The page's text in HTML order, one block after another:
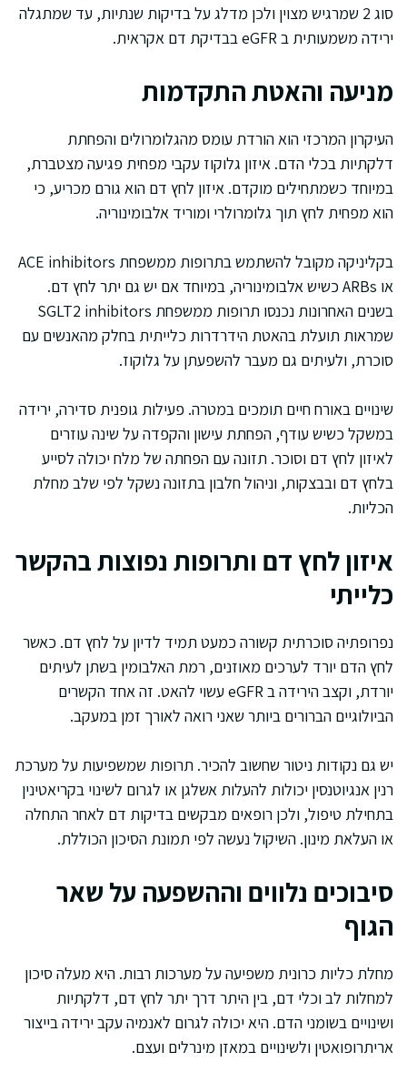
סוג 2 שמרגיש מצוין ולכן מדלג על בדיקות שנתיות, עד שמתגלה
ירידה משמעותית ב eGFR בבדיקת דם אקראית.
מניעה והאטת התקדמות
העיקרון המרכזי הוא הורדת עומס מהגלומרולים והפחתת
דלקתיות בכלי הדם. איזון גלוקוז עקבי מפחית פגיעה מצטברת,
במיוחד כשמתחילים מוקדם. איזון לחץ דם הוא גורם מכריע, כי
הוא מפחית לחץ תוך גלומרולרי ומוריד אלבומינוריה.
בקליניקה מקובל להשתמש בתרופות ממשפחת ACE inhibitors
או ARBs כשיש אלבומינוריה, במיוחד אם יש גם יתר לחץ דם.
בשנים האחרונות נכנסו תרופות ממשפחת SGLT2 inhibitors
שמראות תועלת בהאטת הידרדרות כלייתית בחלק מהאנשים עם
סוכרת, ולעיתים גם מעבר להשפעתן על גלוקוז.
שינויים באורח חיים תומכים במטרה. פעילות גופנית סדירה, ירידה
במשקל כשיש עודף, הפחתת עישון והקפדה על שינה עוזרים
לאיזון לחץ דם וסוכר. תזונה עם הפחתה של מלח יכולה לסייע
בלחץ דם ובבצקות, וניהול חלבון בתזונה נשקל לפי שלב מחלת
הכליות.
איזון לחץ דם ותרופות נפוצות בהקשר
כלייתי
נפרופתיה סוכרתית קשורה כמעט תמיד לדיון על לחץ דם. כאשר
לחץ הדם יורד לערכים מאוזנים, רמת האלבומין בשתן לעיתים
יורדת, וקצב הירידה ב eGFR עשוי להאט. זה אחד הקשרים
הביולוגיים הברורים ביותר שאני רואה לאורך זמן במעקב.
יש גם נקודות ניטור שחשוב להכיר. תרופות שמשפיעות על מערכת
רנין אנגיוטנסין יכולות להעלות אשלגן או לגרום לשינוי בקריאטינין
בתחילת טיפול, ולכן רופאים מבקשים בדיקות דם לאחר התחלה
או העלאת מינון. השיקול נעשה לפי תמונת הסיכון הכוללת.
סיבוכים נלווים וההשפעה על שאר
הגוף
מחלת כליות כרונית משפיעה על מערכות רבות. היא מעלה סיכון
למחלות לב וכלי דם, בין היתר דרך יתר לחץ דם, דלקתיות
ושינויים בשומני הדם. היא יכולה לגרום לאנמיה עקב ירידה בייצור
אריתרופואטין ולשינויים במאזן מינרלים ועצם.